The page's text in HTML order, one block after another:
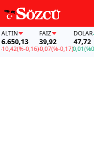
(%-0,16)
FAİZ
39,92
-0,07(%-0,17)
DOLAR
47,72
0,01